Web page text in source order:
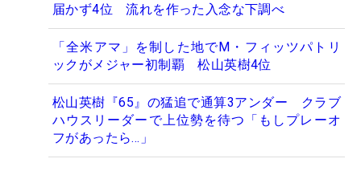
届かず4位 流れを作った入念な下調べ
「全米アマ」を制した地でM・フィッツパトリ
ックがメジャー初制覇 松山英樹4位
松山英樹『65』の猛追で通算3アンダー クラブ
ハウスリーダーで上位勢を待つ「もしプレーオ
フがあったら…」